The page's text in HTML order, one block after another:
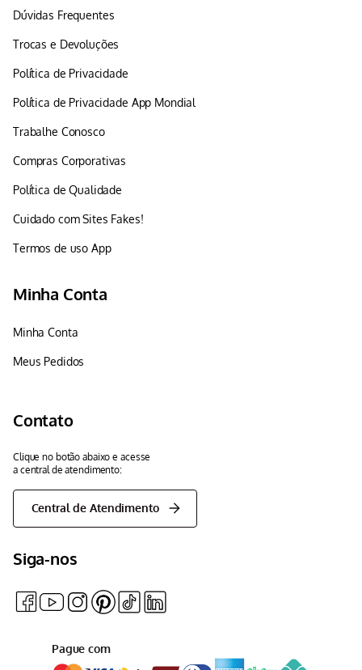
Dúvidas Frequentes
Trocas e Devoluções
Política de Privacidade
Política de Privacidade App Mondial
Trabalhe Conosco
Compras Corporativas
Política de Qualidade
Cuidado com Sites Fakes!
Termos de uso App
Minha Conta
Minha Conta
Meus Pedidos
Contato
Clique no botão abaixo e acesse
a central de atendimento:
Central de Atendimento
Siga-nos
Pague com